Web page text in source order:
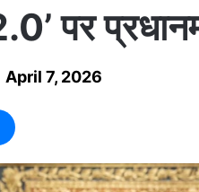
पर
April 7, 2026